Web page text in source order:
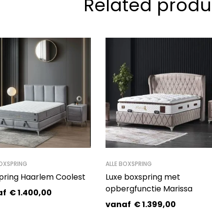
Related
Haarlem Coolest
€1.400,00
ALLE BOXSPRING
Luxe boxspring met
opbergfunctie Marissa
vanaf €1.399,00